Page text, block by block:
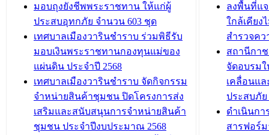
บทความ อื่นๆ ...
ประชุมวิชาการระดับนานาชาติและ
นิทรรศการด้านนวัตกรรมท้องถิ่น 2568
และรับรางวัลทีมนักวิจัยดีเด่นจาก
นวัตกรรมโครงการทะเบียนภาษีป้าย
ประชุมผู้เช่าอาคารพาณิชย์ บริเวณ
ถนนเกษมสุขและถนนประทุมเทพภักดี
บทความ อื่นๆ ...
รับฟังคว
ผังเมือง
วารินชำ
เทศบาล
ซักซ้อมแ
ประโยช
บทความ อื่นๆ ...
มอบถุงยังชีพพระราชทาน ให้แก่ผู้
ประสบอุทกภัย จำนวน 603 ชุด
เทศบาลเมืองวารินชำราบ ร่วมพิธีรับ
มอบเงินพระราชทานกองทุนแม่ของ
แผ่นดิน ประจำปี 2568
เทศบาลเมืองวารินชำราบ จัดกิจกรรม
จำหน่ายสินค้าชุมชน ปิดโครงการส่ง
เสริมและสนับสนุนการจำหน่ายสินค้า
ชุมชน ประจำปีงบประมาณ 2568
ลงพื้นที่แ
ใกล้เคียง
สำรวจค
สถานีกา
จัดอบรม
เคลื่อนแ
ประสบภั
ดำเนินกา
สารฟอร์